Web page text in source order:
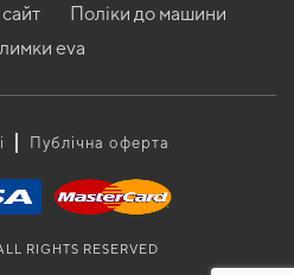
Поліки до машини
eva
Публічна оферта
RIGHTS RESERVED